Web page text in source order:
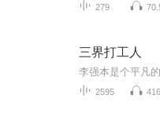
279
三界打工人
2595